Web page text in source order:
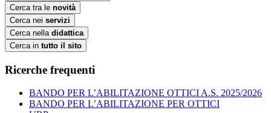
Cerca tra le novità
Cerca nei servizi
Cerca nella didattica
Cerca in tutto il sito
Ricerche frequenti
BANDO PER L’ABILITAZIONE OTTICI A.S. 2025/2026
BANDO PER L’ABILITAZIONE PER OTTICI